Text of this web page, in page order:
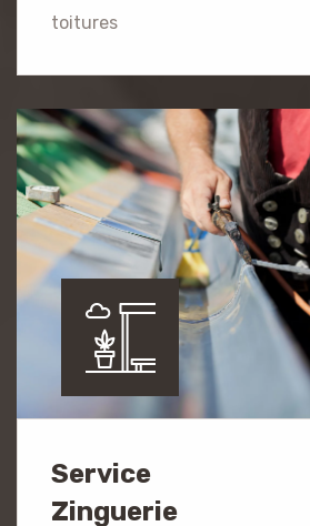
toitures
Service
Zinguerie